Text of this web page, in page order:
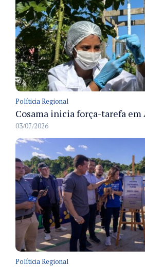
Políticia Regional
03/07/2026
Políticia Regional